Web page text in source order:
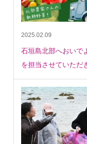
2025.02.09
⽯垣島北部へおいで
を担当させていただ